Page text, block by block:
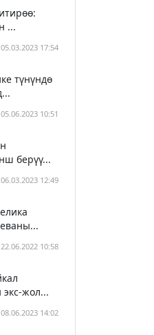
...
05.03.2023 17:54
түнүндө
05.06.2023 10:51
берүү...
06.03.2023 12:49
22.06.2022 10:58
жол...
08.06.2023 14:02